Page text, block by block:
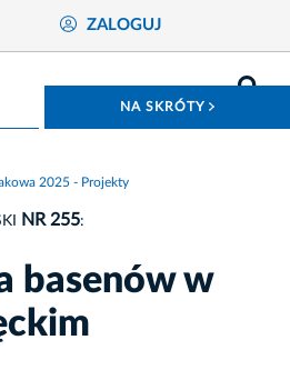
ZALOGUJ
NA SKRÓTY
2025 - Projekty
NR 255:
basenów w